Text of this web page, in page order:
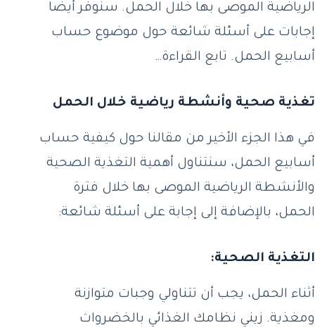
الرياضية الموصى بها خلال الحمل. سنوفر أيضًا
إجابات على أسئلة شائعة حول موضوع حساب
أسابيع الحمل. تابع القراءة…
تغذية صحية وأنشطة رياضية خلال الحمل
في هذا الجزء الأخير من مقالنا حول كيفية حساب
أسابيع الحمل، سنتناول أهمية التغذية الصحية
والأنشطة الرياضية الموصى بها خلال فترة
الحمل، بالإضافة إلى إجابة على أسئلة شائعة:
التغذية الصحية:
أثناء الحمل، يجب أن تتناولي وجبات متوازنة
ومغذية. زيني نظامك الغذائي بالخضروات